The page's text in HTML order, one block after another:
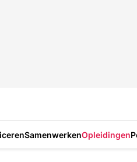
SamenwerkenOpleidingen